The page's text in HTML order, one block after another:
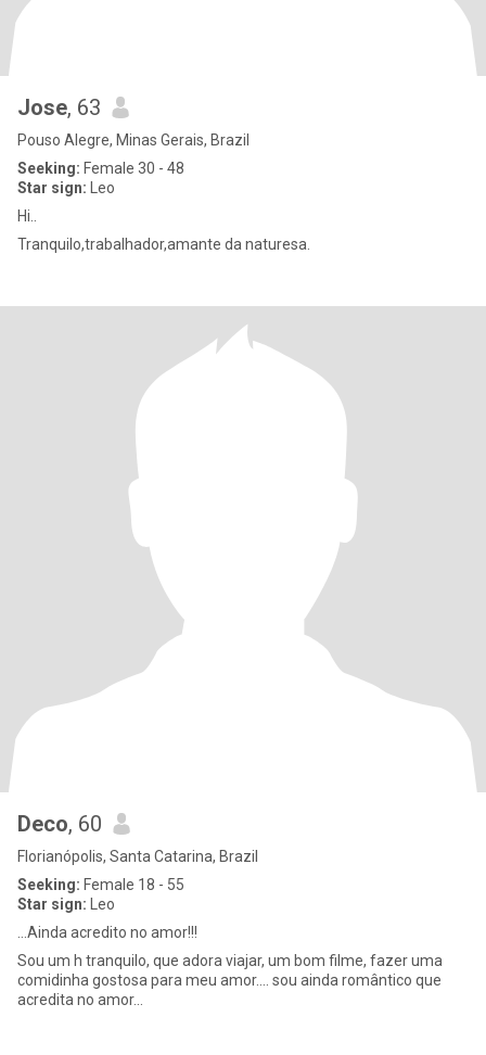
Jose, 63
Pouso Alegre, Minas Gerais, Brazil
Seeking: Female 30 - 48
Star sign: Leo
Hi..
Tranquilo,trabalhador,amante da naturesa.
Deco, 60
Florianópolis, Santa Catarina, Brazil
Seeking: Female 18 - 55
Star sign: Leo
...Ainda acredito no amor!!!
Sou um h tranquilo, que adora viajar, um bom filme, fazer uma
comidinha gostosa para meu amor.... sou ainda romântico que
acredita no amor...